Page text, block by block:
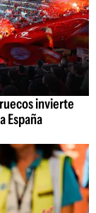
invierte
España